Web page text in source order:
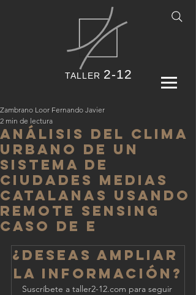
TALLER 2-12
Análisis del clima
urbano de un
sistema de
ciudades medias
catalanas usando
remote sensing
Caso de E
Zambrano Loor Fernando Javier
2 min de lectura
¿Deseas ampliar
la información?
Suscríbete a taller2-12.com para seguir